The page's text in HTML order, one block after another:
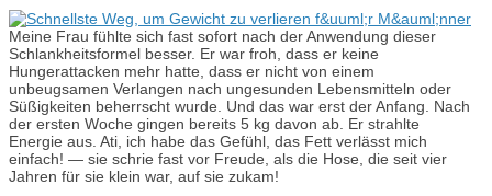
Meine Frau fühlte sich fast sofort nach der Anwendung dieser
Schlankheitsformel besser. Er war froh, dass er keine
Hungerattacken mehr hatte, dass er nicht von einem
unbeugsamen Verlangen nach ungesunden Lebensmitteln oder
Süßigkeiten beherrscht wurde. Und das war erst der Anfang. Nach
der ersten Woche gingen bereits 5 kg davon ab. Er strahlte
Energie aus. Ati, ich habe das Gefühl, das Fett verlässt mich
einfach! — sie schrie fast vor Freude, als die Hose, die seit vier
Jahren für sie klein war, auf sie zukam!